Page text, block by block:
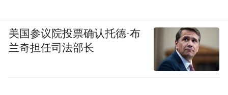
美国参议院投票确认托德·布
兰奇担任司法部长